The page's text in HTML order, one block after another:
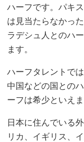
ハーフです。パキ
は見当たらなかっ
ラデシュ人とのハ
ます。
ハーフタレントで
中国などの国との
ーフは希少といえま
日本に住んでいる
リカ、イギリス、